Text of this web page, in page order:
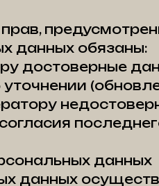
данных обязаны:
достоверные
данных
данных